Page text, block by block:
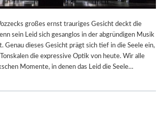
L
S
Ä
U
L
E
großes ernst trauriges Gesicht deckt die
sein Leid sich gesanglos in der abgründigen Musik
Genau dieses Gesicht prägt sich tief in die Seele ein,
die expressive Optik von heute. Wir alle
Momente, in denen das Leid die Seele…